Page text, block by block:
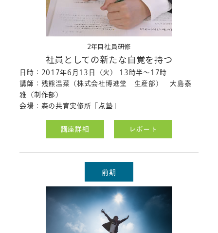
2年目社員研修
社員としての新たな自覚を持つ
日時：2017年6月13日（火） 13時半～17時
講師：残熊温菜（株式会社博進堂 生産部） 大島泰
雅（制作部）
会場：森の共育実修所「点塾」
講座詳細 レポート
前期